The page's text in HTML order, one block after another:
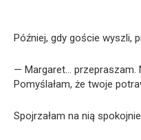
Później, gdy goście wyszli,
— Margaret… przepraszam.
Pomyślałam, że twoje
Spojrzałam na nią